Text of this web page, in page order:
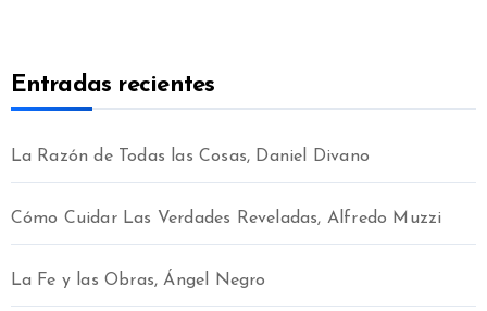
Entradas recientes
La Razón de Todas las Cosas, Daniel Divano
Cómo Cuidar Las Verdades Reveladas, Alfredo Muzzi
La Fe y las Obras, Ángel Negro